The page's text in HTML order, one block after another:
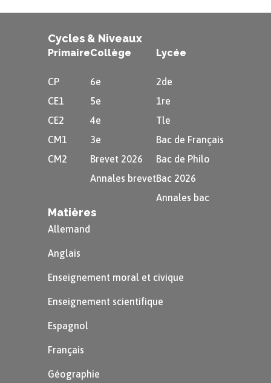
Cycles & Niveaux
Primaire
CP
CE1
CE2
CM1
CM2
Collège
6e
5e
4e
3e
Brevet 2026
Annales brevet
Lycée
2de
1re
Tle
Bac de Français
Bac de Philo
Bac 2026
Annales bac
Matières
Allemand
Anglais
Enseignement moral et civique
Enseignement scientifique
Espagnol
Français
Géographie